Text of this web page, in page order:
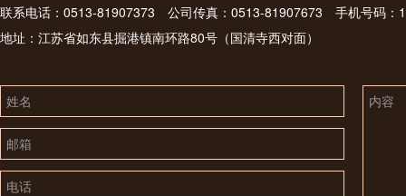
联系电话：0513-81907373 公司传真：0513-81907673 手机号码
地址：江苏省如东县掘港镇南环路80号（国清寺西对面）
姓名
邮箱
电话
内容